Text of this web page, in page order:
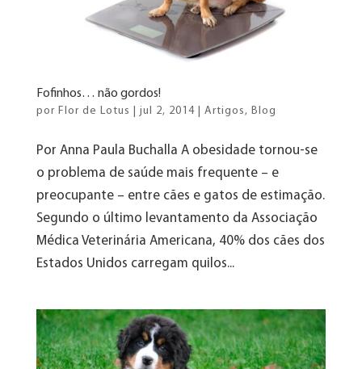
Fofinhos… não gordos!
por Flor de Lotus jul 2, 2014| Artigos, Blog
Por Anna Paula Buchalla A obesidade tornou-se
o problema de saúde mais frequente – e
preocupante – entre cães e gatos de estimação.
Segundo o último levantamento da Associação
Médica Veterinária Americana, 40% dos cães dos
Estados Unidos carregam quilos...